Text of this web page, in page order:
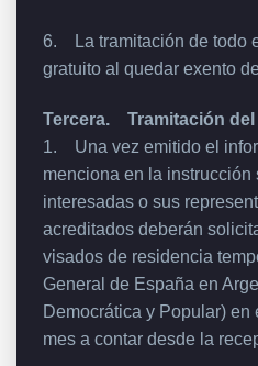
6. La tramitación de todo
gratuito al quedar exento
Tercera. Tramitación del
1. Una vez emitido el
menciona en la
interesadas o sus
acreditados deberán
visados de residencia
General de España en
Democrática y Popular) en
mes a contar desde la